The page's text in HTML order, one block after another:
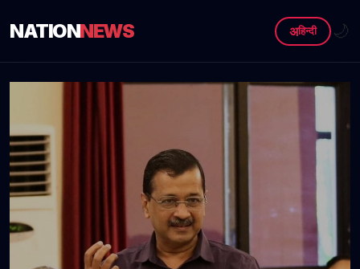
NATIONNEWS अहिन्दी 🌙